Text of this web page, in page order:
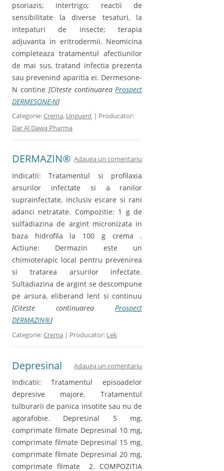
psoriazis; intertrigo; reactii de
sensibilitate la diverse tesaturi, la
intepaturi de insecte; terapia
adjuvanta in eritrodermii. Neomicina
completeaza tratamentul afectiunilor
de mai sus, tratand infectia prezenta
sau prevenind aparitia ei. Dermesone-
N contine [Citeste continuareaProspect
DERMESONE-N]
Categorie:Crema, Unguent | Producator:
Dar Al Dawa Pharma
DERMAZIN® Adauga un comentariu
Indicatii: Tratamentul si profilaxia
arsurilor infectate si a ranilor
suprainfectate, inclusiv escare si rani
adanci netratate. Compozitie: 1 g de
sulfadiazina de argint micronizata in
baza hidrofila la 100 g crema .
Actiune: Dermazin este un
chimioterapic local pentru prevenirea
si tratarea arsurilor infectate.
Sultadiazina de argint se descompune
pe arsura, eliberand lent si continuu
[Citeste continuareaProspect
DERMAZIN®]
Categorie:Crema | Producator: Lek
Depresinal Adauga un comentariu
Indicatii: Tratamentul episoadelor
depresive majore. Tratamentul
tulburarii de panica insotite sau nu de
agorafobie. Depresinal 5 mg,
comprimate filmate Depresinal 10 mg,
comprimate filmate Depresinal 15 mg,
comprimate filmate Depresinal 20 mg,
comprimate filmate 2. COMPOZITIA